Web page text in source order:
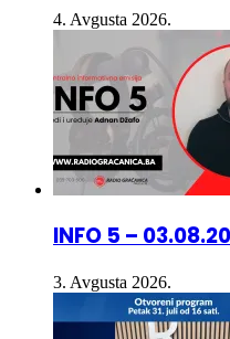
4. Avgusta 2026.
INFO 5 –
3. Avgusta 2026.